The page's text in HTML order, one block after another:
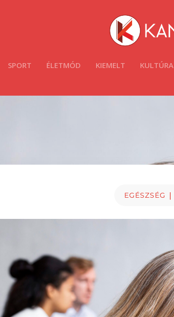
SPORT ÉLETMÓD KIEMELT KULTÚRA
EGÉSZSÉG |